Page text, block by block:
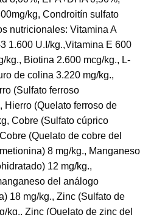
kg, Condroitín sulfato
nutricionales: Vitamina A
1.600 U.I/kg.,Vitamina E 600
kg., Biotina 2.600 mcg/kg., L-
de colina 3.220 mg/kg.,
(Sulfato ferroso
Hierro (Quelato ferroso de
Cobre (Sulfato cúprico
(Quelato de cobre del
8 mg/kg., Manganeso
12 mg/kg.,
del análogo
18 mg/kg., Zinc (Sulfato de
kg., Zinc (Quelato de zinc del